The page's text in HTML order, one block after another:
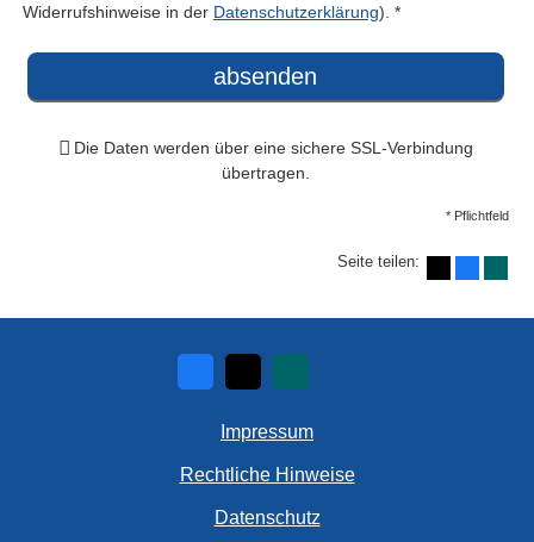
Widerrufshinweise in der Datenschutzerklärung). *
absenden
Die Daten werden über eine sichere SSL-Verbindung
übertragen.
* Pflichtfeld
Seite teilen:
Impressum
Rechtliche Hinweise
Datenschutz